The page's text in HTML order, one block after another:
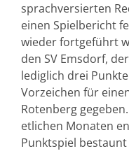
sprachversierten
einen Spielbericht
wieder fortgeführt
den SV Emsdorf,
lediglich drei
Vorzeichen für
Rotenberg
etlichen Monaten
Punktspiel